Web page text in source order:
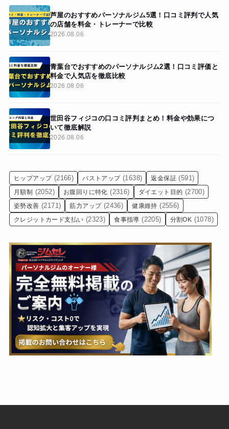
芦屋のおすすめパーソナルジム5選！口コミ評判で人気
の店舗を料金・トレーナーで比較
2026.08.06
青葉台でおすすめのパーソナルジム2選！口コミ評価と
料金で人気店を徹底比較
2026.08.06
世田谷フィジコの口コミ評判まとめ！料金や効果につ
いて徹底解説
2026.08.06
ヒップアップ (2166) バストアップ (1638) 返金保証 (591)
月額制 (2052) お腹回りに特化 (2316) ダイエット目的 (2700)
姿勢改善 (2171) 筋力アップ (2436) 健康維持 (2556)
クレジットカード支払い (2323) 食事指導 (2205) 分割OK (1078)